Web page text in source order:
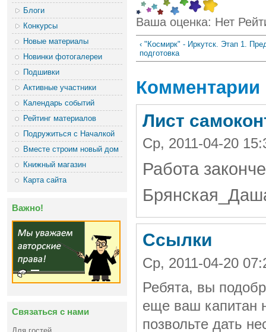
Блоги
Конкурсы
Новые материалы
Новинки фотогалереи
Подшивки
Активные участники
Календарь событий
Рейтинг материалов
Подружиться с Началкой
Вместе строим новый дом
Книжный магазин
Карта сайта
Важно!
Связаться с нами
Ваша оценка: Нет
‹ "Космирк" - Иркутск. Этап 1.
подготовка
Комментарии
Лист
Ср, 2011-04-20
Работа
Ссылки
Ср, 2011-04-20
Ребята, вы
еще ваш капитан
позвольте дать